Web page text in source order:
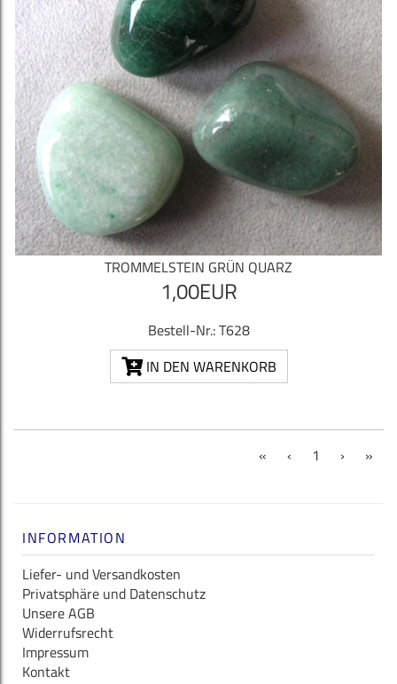
TROMMELSTEIN GRÜN QUARZ
1,00EUR
Bestell-Nr.: T628
IN DEN WARENKORB
« ‹ 1 (current)
› »
INFORMATION
Liefer- und Versandkosten
Privatsphäre und Datenschutz
Unsere AGB
Widerrufsrecht
Impressum
Kontakt